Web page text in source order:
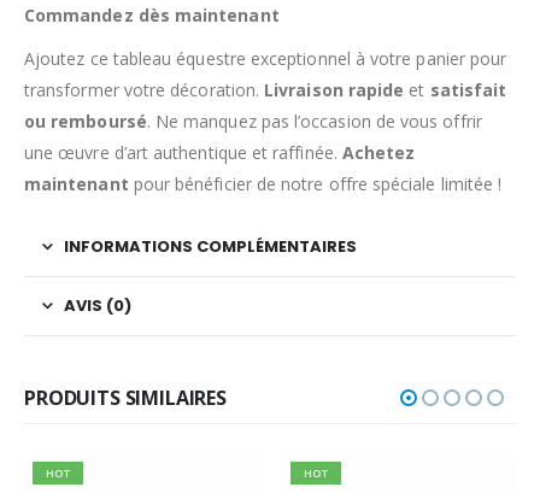
Commandez dès maintenant
Ajoutez ce tableau équestre exceptionnel à votre panier pour
transformer votre décoration. Livraison rapide et satisfait
ou remboursé. Ne manquez pas l’occasion de vous offrir
une œuvre d’art authentique et raffinée. Achetez
maintenant pour bénéficier de notre offre spéciale limitée !
INFORMATIONS COMPLÉMENTAIRES
AVIS (0)
PRODUITS SIMILAIRES
HOT HOT